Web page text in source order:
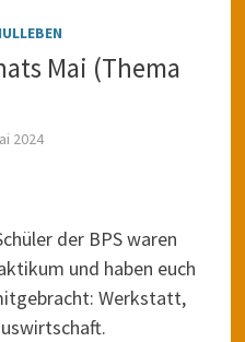
Mai (Thema
2024
der BPS waren
und haben euch
Werkstatt,